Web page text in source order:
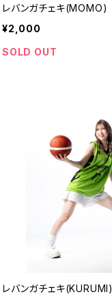
レバンガチェキ(MOMO)
¥2,000
SOLD OUT
レバンガチェキ(KURUMI)